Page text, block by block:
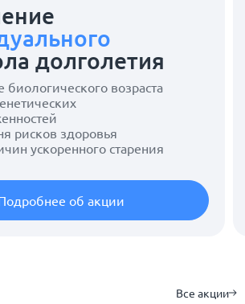
долголетия
возраста
рисков здоровья
ускоренного старения
об акции
Все акции